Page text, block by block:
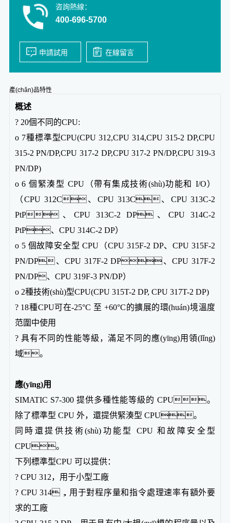
咨詢熱線：
400-696-5700
產(chǎn)品特性
概述
? 20個不同的CPU:
o 7種標準型CPU(CPU 312,CPU 314,CPU 315-2 DP,CPU
315-2 PN/DP,CPU 317-2 DP,CPU 317-2 PN/DP,CPU 319-3
PN/DP)
o 6 個緊湊型 CPU（帶有集成技術(shù)功能和 I/O）
（CPU 312C、CPU 313C、CPU 313C-2
PtP、CPU 313C-2 DP、CPU 314C-2
PtP、CPU 314C-2 DP）
o 5 個故障安全型 CPU（CPU 315F-2 DP、CPU 315F-2
PN/DP、CPU 317F-2 DP、CPU 317F-2
PN/DP、CPU 319F-3 PN/DP）
o 2種技術(shù)型CPU(CPU 315T-2 DP, CPU 317T-2 DP)
? 18種CPU可在-25°C 至 +60°C的擴展的環(huán)境溫度
范圍中使用
? 具有不同的性能等級，滿足不同的應(yīng)用領(lǐng)
域。
應(yīng)用
SIMATIC S7-300 提供多種性能等級的 CPU。
除了標準型 CPU 外，還提供緊湊型 CPU。
同時還提供技術(shù)功能型 CPU 和故障安全型
CPU。
下列標準型CPU 可以提供：
? CPU 312，用于小型工廠
? CPU 314，用于對程序量和指令處理速率有額外要
求的工廠